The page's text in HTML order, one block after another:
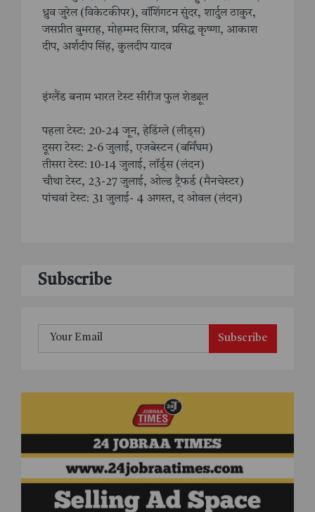
ध्रुव जुरेल (विकेटकीपर), वॉशिंगटन सुंदर, शार्दुल ठाकुर,
जसप्रीत बुमराह, मोहम्मद सिराज, प्रसिद्ध कृष्णा, आकाश
दीप, अर्शदीप सिंह, कुलदीप यादव
इंग्लैंड बनाम भारत टेस्ट सीरीज फुल शेड्यूल
पहला टेस्ट: 20-24 जून, हेडिंग्ले (लीड्स)
दूसरा टेस्ट: 2-6 जुलाई, एजबेस्टन (बर्मिंघम)
तीसरा टेस्ट: 10-14 जुलाई, लॉर्ड्स (लंदन)
चौथा टेस्ट, 23-27 जुलाई, ओल्ड ट्रैफर्ड (मैनचेस्टर)
पांचवां टेस्ट: 31 जुलाई- 4 अगस्त, द ओवल (लंदन)
Subscribe
Subscribe